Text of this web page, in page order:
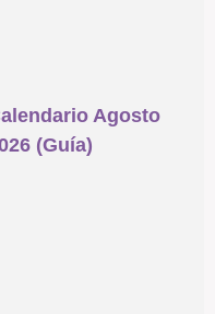
Agosto
(Guía)